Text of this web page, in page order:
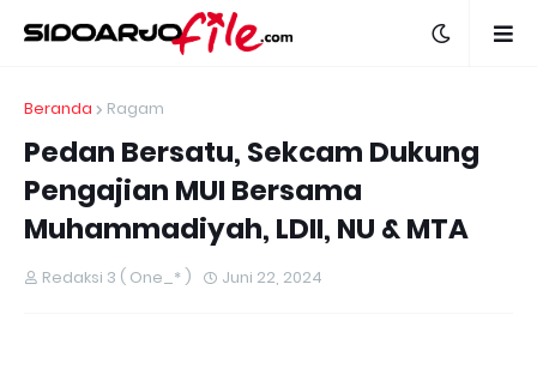
Beranda Ragam
Pedan Bersatu, Sekcam Dukung
Pengajian MUI Bersama
Muhammadiyah, LDII, NU & MTA
Redaksi 3 ( One_* ) Juni 22, 2024